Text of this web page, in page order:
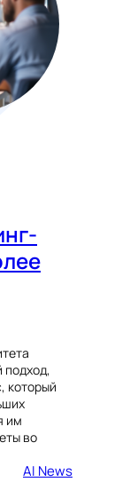
который
им
во
AI News